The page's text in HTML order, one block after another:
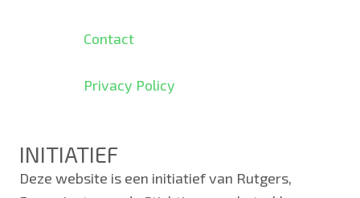
Contact
Privacy Policy
INITIATIEF
Deze website is een initiatief van Rutgers,